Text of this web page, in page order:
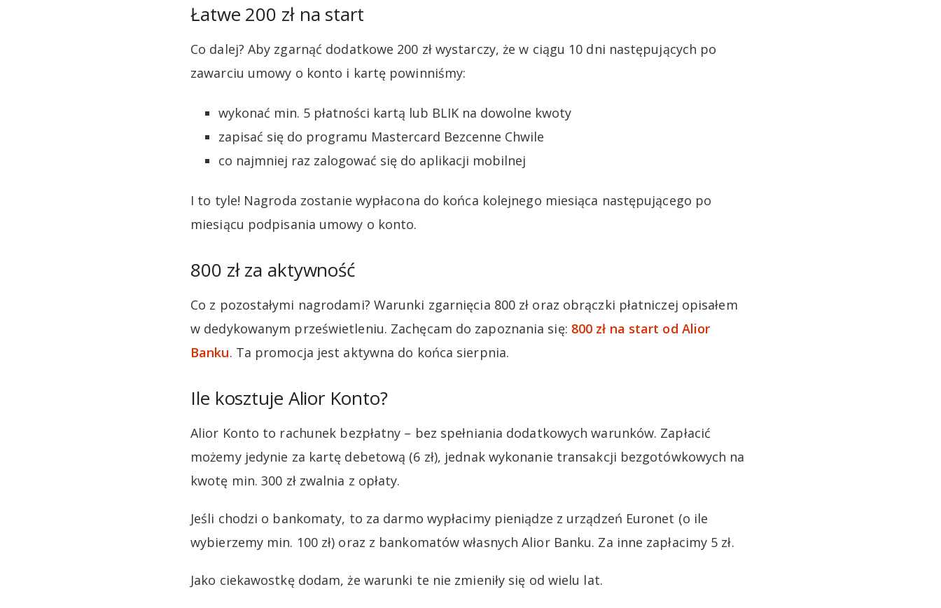
Łatwe 200 zł na start
Co dalej? Aby zgarnąć dodatkowe 200 zł wystarczy, że w ciągu 10 dni następujących po
zawarciu umowy o konto i kartę powinniśmy:
wykonać min. 5 płatności kartą lub BLIK na dowolne kwoty
zapisać się do programu Mastercard Bezcenne Chwile
co najmniej raz zalogować się do aplikacji mobilnej
I to tyle! Nagroda zostanie wypłacona do końca kolejnego miesiąca następującego po
miesiącu podpisania umowy o konto.
800 zł za aktywność
Co z pozostałymi nagrodami? Warunki zgarnięcia 800 zł oraz obrączki płatniczej opisałem
w dedykowanym prześwietleniu. Zachęcam do zapoznania się: 800 zł na start od Alior
Banku. Ta promocja jest aktywna do końca sierpnia.
Ile kosztuje Alior Konto?
Alior Konto to rachunek bezpłatny – bez spełniania dodatkowych warunków. Zapłacić
możemy jedynie za kartę debetową (6 zł), jednak wykonanie transakcji bezgotówkowych na
kwotę min. 300 zł zwalnia z opłaty.
Jeśli chodzi o bankomaty, to za darmo wypłacimy pieniądze z urządzeń Euronet (o ile
wybierzemy min. 100 zł) oraz z bankomatów własnych Alior Banku. Za inne zapłacimy 5 zł.
Jako ciekawostkę dodam, że warunki te nie zmieniły się od wielu lat.